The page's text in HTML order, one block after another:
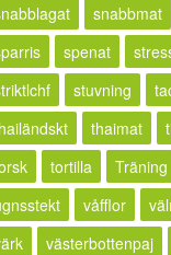
snabbmat
spenat
stuvning
thaimat
tortilla Träning
våfflor
västerbottenpaj